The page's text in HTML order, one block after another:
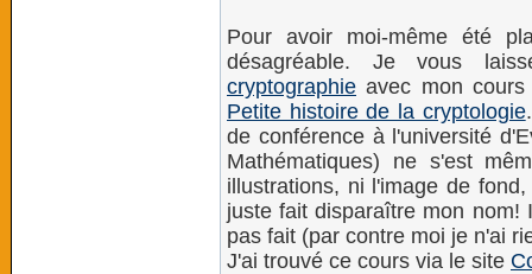
Pour avoir moi-même été
désagréable. Je vous
cryptographie avec mon
Petite histoire de la cryptologie
de conférence à l'université
Mathématiques) ne s'est
illustrations, ni l'image de
juste fait disparaître mon
pas fait (par contre moi je n'ai
J'ai trouvé ce cours via le site